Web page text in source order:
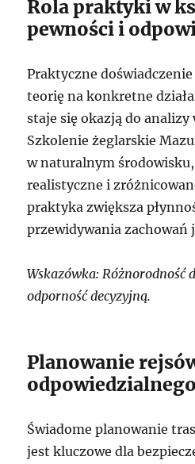
Rola praktyki w
pewności i
Praktyczne
teorię na konkretne
staje się okazją do analizy
Szkolenie żeglarskie
w naturalnym
realistyczne i
praktyka zwiększa
przewidywania zachowań
Wskazówka: Różnorodność
odporność decyzyjną.
Planowanie
Świadome planowanie
jest kluczowe dla